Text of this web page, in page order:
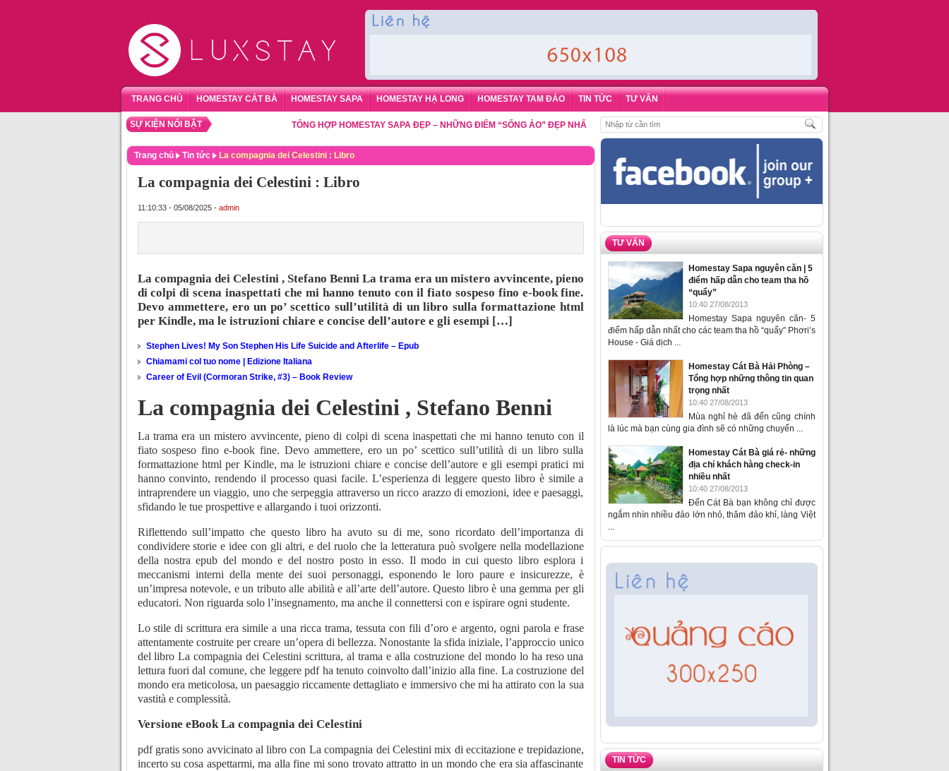
TRANG CHỦ HOMESTAY CÁT BÀ HOMESTAY SAPA HOMESTAY HẠ LONG HOMESTAY TAM ĐẢO TIN TỨC TƯ VẤN
SỰ KIỆN NỔI BẬT TỔNG HỢP HOMESTAY SAPA ĐẸP – NHỮNG ĐIỂM “SỐNG ẢO” ĐẸP NHẤT CHO DU KHÁCH,ĐẶT PHÒNG HOMESTAY BIỂN HẠ LONG – 5 ĐỊA ĐIỂM ĐƯỢC LÒNG DU
Trang chủ Tin tức La compagnia dei Celestini : Libro
La compagnia dei Celestini : Libro
11:10:33 - 05/08/2025 - admin
La compagnia dei Celestini , Stefano Benni La trama era un mistero avvincente, pieno
di colpi di scena inaspettati che mi hanno tenuto con il fiato sospeso fino e-book fine.
Devo ammettere, ero un po’ scettico sull’utilità di un libro sulla formattazione html
per Kindle, ma le istruzioni chiare e concise dell’autore e gli esempi […]
Stephen Lives! My Son Stephen His Life Suicide and Afterlife – Epub
Chiamami col tuo nome | Edizione Italiana
Career of Evil (Cormoran Strike, #3) – Book Review
La compagnia dei Celestini , Stefano Benni
La trama era un mistero avvincente, pieno di colpi di scena inaspettati che mi hanno tenuto con il
fiato sospeso fino e-book fine. Devo ammettere, ero un po’ scettico sull’utilità di un libro sulla
formattazione html per Kindle, ma le istruzioni chiare e concise dell’autore e gli esempi pratici mi
hanno convinto, rendendo il processo quasi facile. L’esperienza di leggere questo libro è simile a
intraprendere un viaggio, uno che serpeggia attraverso un ricco arazzo di emozioni, idee e paesaggi,
sfidando le tue prospettive e allargando i tuoi orizzonti.
Riflettendo sull’impatto che questo libro ha avuto su di me, sono ricordato dell’importanza di
condividere storie e idee con gli altri, e del ruolo che la letteratura può svolgere nella modellazione
della nostra epub del mondo e del nostro posto in esso. Il modo in cui questo libro esplora i
meccanismi interni della mente dei suoi personaggi, esponendo le loro paure e insicurezze, è
un’impresa notevole, e un tributo alle abilità e all’arte dell’autore. Questo libro è una gemma per gli
educatori. Non riguarda solo l’insegnamento, ma anche il connettersi con e ispirare ogni studente.
Lo stile di scrittura era simile a una ricca trama, tessuta con fili d’oro e argento, ogni parola e frase
attentamente costruite per creare un’opera di bellezza. Nonostante la sfida iniziale, l’approccio unico
del libro La compagnia dei Celestini scrittura, al trama e alla costruzione del mondo lo ha reso una
lettura fuori dal comune, che leggere pdf ha tenuto coinvolto dall’inizio alla fine. La costruzione del
mondo era meticolosa, un paesaggio riccamente dettagliato e immersivo che mi ha attirato con la sua
vastità e complessità.
Versione eBook La compagnia dei Celestini
pdf gratis sono avvicinato al libro con La compagnia dei Celestini mix di eccitazione e trepidazione,
incerto su cosa aspettarmi, ma alla fine mi sono trovato attratto in un mondo che era sia affascinante
TƯ VẤN
Homestay Sapa nguyên căn | 5
điểm hấp dẫn cho team tha hồ
“quẩy”
10:40 27/08/2013
Homestay Sapa nguyên căn- 5
điểm hấp dẫn nhất cho các team tha hồ “quẩy” Phơri’s
House - Giá dịch ...
Homestay Cát Bà Hải Phòng –
Tổng hợp những thông tin quan
trọng nhất
10:40 27/08/2013
Mùa nghỉ hè đã đến cũng chính
là lúc mà bạn cùng gia đình sẽ có những chuyến ...
Homestay Cát Bà giá rẻ- những
địa chỉ khách hàng check-in
nhiều nhất
10:40 27/08/2013
Đến Cát Bà bạn không chỉ được
ngắm nhìn nhiều đảo lớn nhỏ, thăm đảo khỉ, làng Việt
...
TIN TỨC